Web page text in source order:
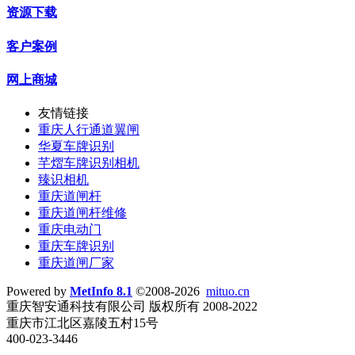
资源下载
客户案例
网上商城
友情链接
重庆人行通道翼闸
华夏车牌识别
芊熠车牌识别相机
臻识相机
重庆道闸杆
重庆道闸杆维修
重庆电动门
重庆车牌识别
重庆道闸厂家
Powered by MetInfo 8.1 ©2008-2026 mituo.cn
重庆智安通科技有限公司 版权所有 2008-2022
重庆市江北区嘉陵五村15号
400-023-3446